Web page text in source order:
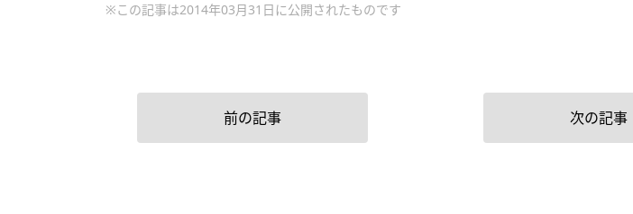
※この記事は2014年03月31日に公開されたものです
前の記事 次の記事